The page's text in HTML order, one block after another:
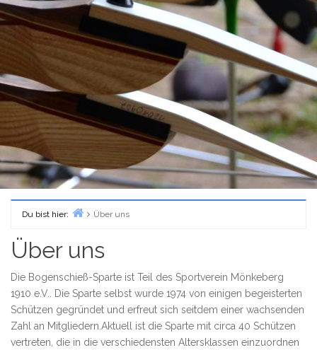
Du bist hier:
Über uns
Über uns
Die Bogenschieß-Sparte ist Teil des Sportverein Mönkeberg
1910 e.V.. Die Sparte selbst wurde 1974 von einigen begeisterten
Schützen gegründet und erfreut sich seitdem einer wachsenden
Zahl an Mitgliedern.Aktuell ist die Sparte mit circa 40 Schützen
vertreten, die in die verschiedensten Altersklassen einzuordnen